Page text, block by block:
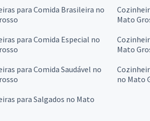
para Comida Brasileira no
Mato
para Comida Especial no
Mato
para Comida Saudável no
no Mato
para Salgados no Mato